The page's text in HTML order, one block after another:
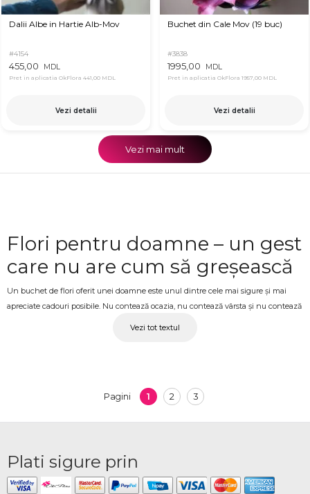
Dalii Albe in Hartie Alb-Mov
#4154
455,00 MDL
Pret in aplicatia OkFlora 441,00 MDL
Vezi detalii
Buchet din Cale Mov (19 buc)
#3838
1995,00 MDL
Pret in aplicatia OkFlora 1957,00 MDL
Vezi detalii
Vezi mai mult
Flori pentru doamne – un gest
care nu are cum să greșească
Un buchet de flori oferit unei doamne este unul dintre cele mai sigure și mai
apreciate cadouri posibile. Nu contează ocazia, nu contează vârsta și nu contează
Buchete pentru doamne cu
ocaziile care contează
Ziua de naștere, 8 Martie, Ziua Mamei, o aniversare, o vizită sau pur și simplu un
Vezi tot textul
Pagini 1 2 3
Plati sigure prin